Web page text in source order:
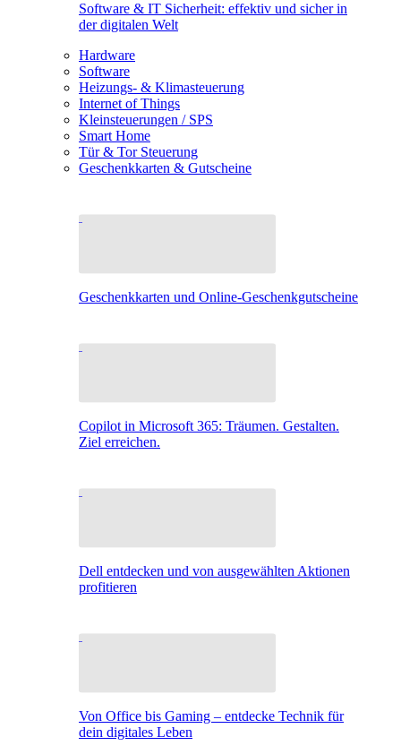
Software & IT Sicherheit: effektiv und sicher in
der digitalen Welt
Hardware
Software
Heizungs- & Klimasteuerung
Internet of Things
Kleinsteuerungen / SPS
Smart Home
Tür & Tor Steuerung
Geschenkkarten & Gutscheine
Geschenkkarten und Online-Geschenkgutscheine
Copilot in Microsoft 365: Träumen. Gestalten.
Ziel erreichen.
Dell entdecken und von ausgewählten Aktionen
profitieren
Von Office bis Gaming – entdecke Technik für
dein digitales Leben